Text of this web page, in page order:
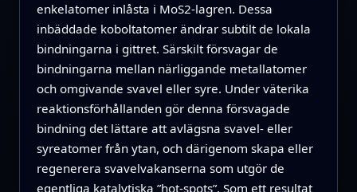
enkelatomer inlåsta i MoS2-lagren. Dessa
inbäddade koboltatomer ändrar subtilt de lokala
bindningarna i gittret. Särskilt försvagar de
bindningarna mellan närliggande metallatomer
och omgivande svavel eller syre. Under väterika
reaktionsförhållanden gör denna försvagade
bindning det lättare att avlägsna svavel- eller
syreatomer från ytan, och därigenom skapa eller
regenerera svavelvakanserna som utgör de
egentliga katalytiska ”hot-spots”. Som ett resultat